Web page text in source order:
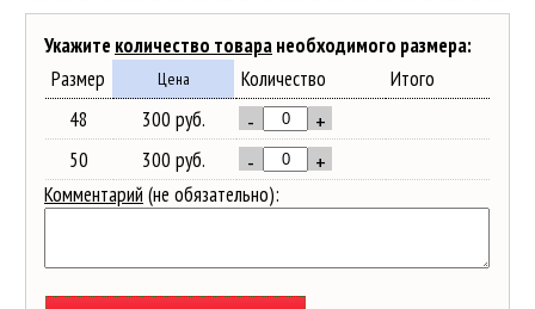
Укажите количество товаранеобходимого размера:
Размер
Цена Количество
Итого
48
300 руб. - +
50 300 руб. - +
Комментарий (не обязательно):